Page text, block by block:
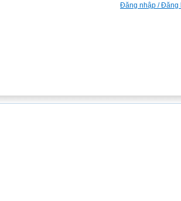
Đăng nhập / Đăng